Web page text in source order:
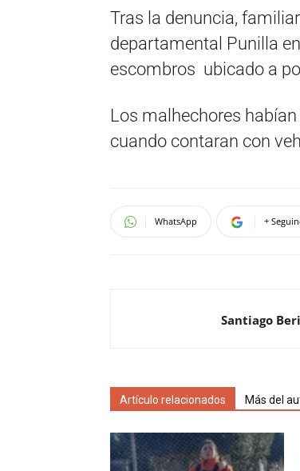
Tras la denuncia,
departamental Punilla
escombros ubicado a
Los malhechores
cuando contaran con
WhatsApp +
Santiago
Artículo relacionados Más del